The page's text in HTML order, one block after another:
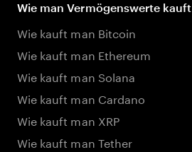
Wie man Vermögenswerte kauft
Wie kauft man Bitcoin
Wie kauft man Ethereum
Wie kauft man Solana
Wie kauft man Cardano
Wie kauft man XRP
Wie kauft man Tether